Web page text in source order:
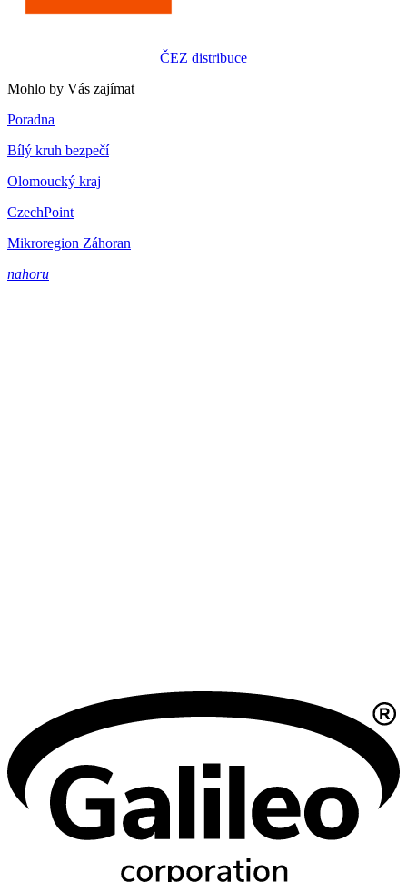
ČEZ distribuce
Mohlo by Vás zajímat
Poradna
Bílý kruh bezpečí
Olomoucký kraj
CzechPoint
Mikroregion Záhoran
nahoru